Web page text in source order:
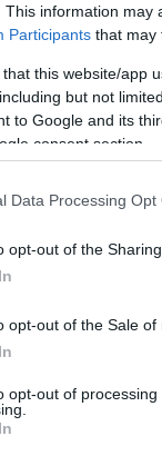
This information may
Participants that may
that this website/app
but not
to Google and its
consent section.
Data Processing Opt
opt-out of the
opt-out of the Sale of
opt-out of
az első menetben.